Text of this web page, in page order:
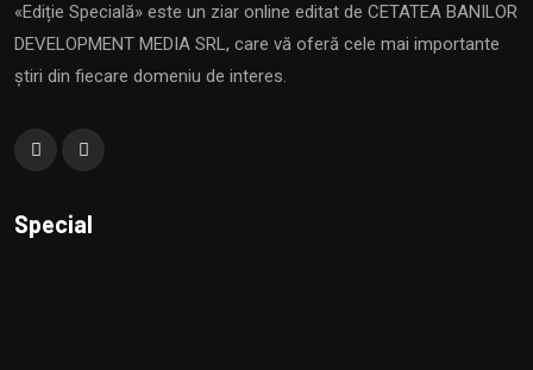
«Ediție Specială» este un ziar online editat de CETATEA BANILOR
DEVELOPMENT MEDIA SRL, care vă oferă cele mai importante
știri din fiecare domeniu de interes.
Special